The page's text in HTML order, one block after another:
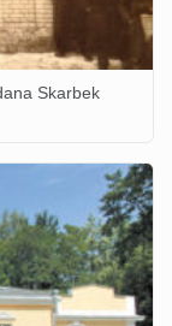
Skarbek